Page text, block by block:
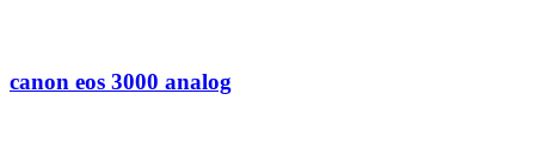
canon eos 3000 analog